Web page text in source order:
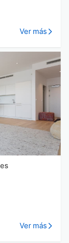
Ver más
Ver más